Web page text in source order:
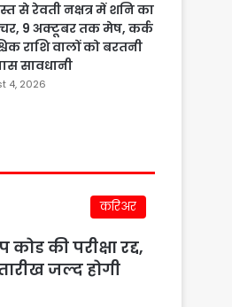
से रेवती नक्षत्र में शनि का
9 अक्टूबर तक मेष, कर्क
राशि वालों को बरतनी
सावधानी
4, 2026
करिअर
की परीक्षा रद्द,
जल्द होगी